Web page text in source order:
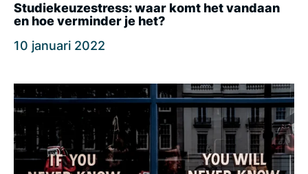
Studiekeuzestress: waar komt het vandaan
en hoe verminder je het?
10 januari 2022